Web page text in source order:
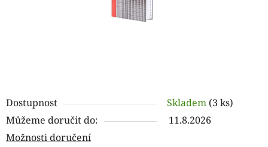
Dostupnost Skladem (3 ks)
Můžeme doručit do:
11.8.2026
Možnosti doručení